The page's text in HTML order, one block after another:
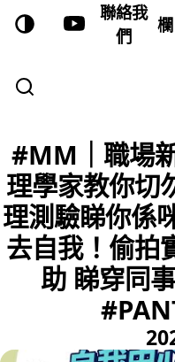
聯絡我
們
#MM｜職場
理學家教你切
理測驗睇你係
去自我！偷拍
助 睇穿同